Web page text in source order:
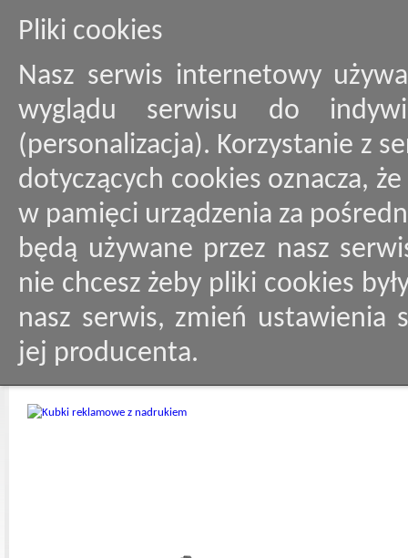
Pliki cookies
Nasz serwis internetowy
wyglądu serwisu do
(personalizacja). Korzystanie z
dotyczących cookies oznacza,
w pamięci urządzenia za
będą używane przez nasz
nie chcesz żeby pliki cookies
nasz serwis, zmień ustawienia
jej producenta.